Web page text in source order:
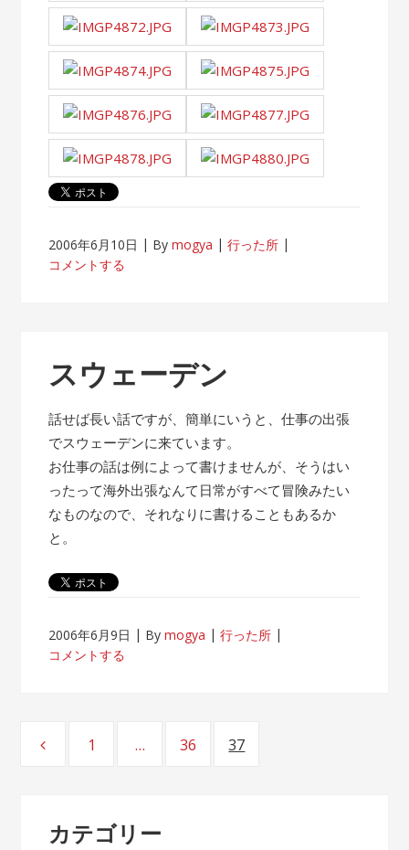
2006年6月10日 Bymogya
行った所
コメントする
スウェーデン
話せば長い話ですが、簡単にいうと、仕事の出張
でスウェーデンに来ています。
お仕事の話は例によって書けませんが、そうはい
ったって海外出張なんて日常がすべて冒険みたい
なものなので、それなりに書けることもあるか
と。
2006年6月9日 Bymogya
行った所
コメントする
投
ページ
1 … ページ
36 ページ
37
カテゴリー